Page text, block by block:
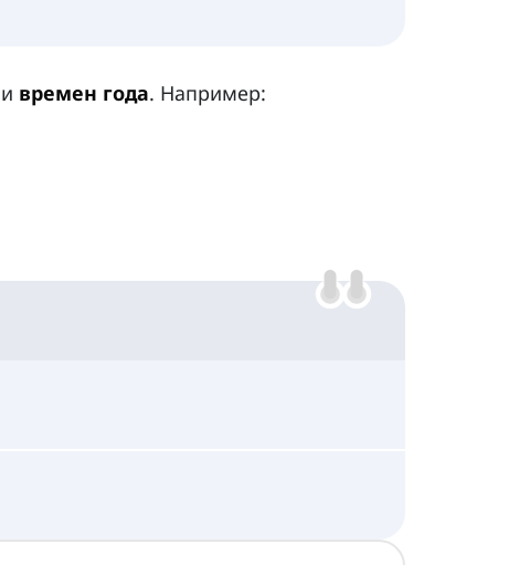
и времен года. Например: